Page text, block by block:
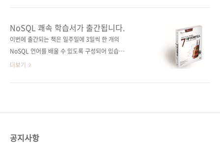
사전 검증을 시행했는데요, 그중 책에도 실린 두
범(SK C&C)Hadoop에 대해 이보다 더 자세한
가이드는 없을 것입니다. 필요한 정보가 충분히
수록되어 있고, 환경 설정 구성 및 운영 시 발..
한 바로 그 책! 요즘은 어딜 가나 ‘빅 데이터’ 이
야기다. 새로운 석유라고 일컬어지는 빅 데이터
들을 도대체 어디에 저장하고 어떻게 처리할 것
능과 완벽한 쓰임새를 소개한다! 출판사 제이펍
원출판사 Pragmatic Bookshelf 원서명
NoSQL 쾌속 학습서가 출간됩니다.
이번에 출간되는 책은 일주일에 3일씩 한 개의
NoSQL 언어를 배울 수 있도록 구성되어 있습니
다. 7개의 DB를 다루고 있으니 7주면 당연히6개
==> http://pacino.tistory.com/15 이번 책의
더보기
공지사항